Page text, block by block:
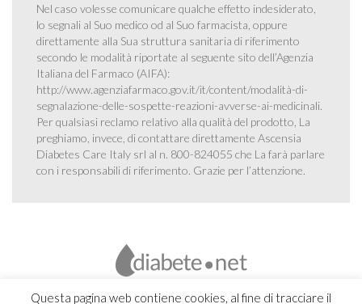
Questa pagina web contiene cookies, al fine di tracciare il
Nel caso volesse comunicare qualche effetto indesiderato,
lo segnali al Suo medico od al Suo farmacista, oppure
direttamente alla Sua struttura sanitaria di riferimento
secondo le modalità riportate al seguente sito dell’Agenzia
Italiana del Farmaco (AIFA):
http://www.agenziafarmaco.gov.it/it/content/modalità-di-
segnalazione-delle-sospette-reazioni-avverse-ai-medicinali.
Per qualsiasi reclamo relativo alla qualità del prodotto, La
preghiamo, invece, di contattare direttamente Ascensia
Diabetes Care Italy srl al n. 800-824055 che La farà parlare
con i responsabili di riferimento. Grazie per l’attenzione.